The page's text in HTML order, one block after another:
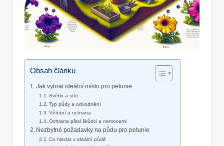
Obsah článku
Jak vybrat ideální místo pro petunie
Světlo a stín
Typ půdy a odvodnění
Větrání a ochrana
Ochrana před škůdci a nemocemi
Nezbytné požadavky na půdu pro petunie
Co hledat v ideální půdě